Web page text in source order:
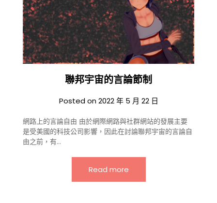
聯邦宇宙的言論節制
Posted on2022 年 5 月 22 日
網路上的言論自由 由於網際網路與社群網站的發展主要
是受美國的科技公司影響，因此在討論聯邦宇宙的言論自
由之前，有…
Read more